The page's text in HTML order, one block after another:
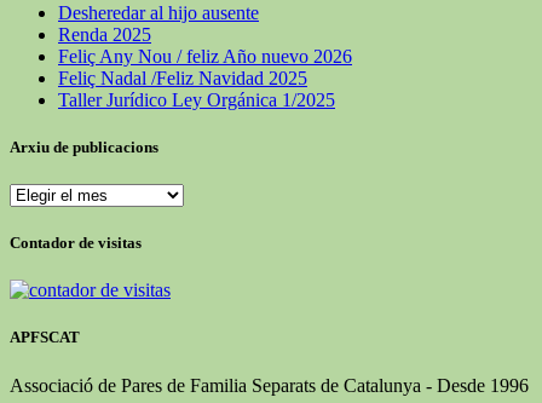
Desheredar al hijo ausente
Renda 2025
Feliç Any Nou / feliz Año nuevo 2026
Feliç Nadal /Feliz Navidad 2025
Taller Jurídico Ley Orgánica 1/2025
Arxiu de publicacions
Arxiu
publicacions
Contador de visitas
APFSCAT
Associació de Pares de Familia Separats de Catalunya - Desde 1996